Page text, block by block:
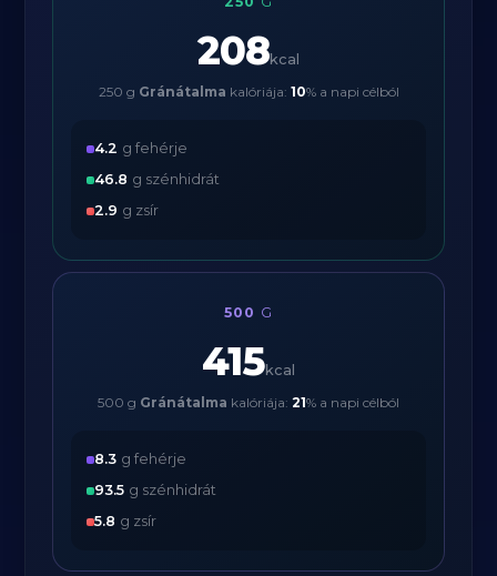
208kcal
250 g Gránátalma kalóriája: 10% a napi célból
4.2 g fehérje
46.8 g szénhidrát
2.9 g zsír
500 G
415kcal
500 g Gránátalma kalóriája: 21% a napi célból
8.3 g fehérje
93.5 g szénhidrát
5.8 g zsír